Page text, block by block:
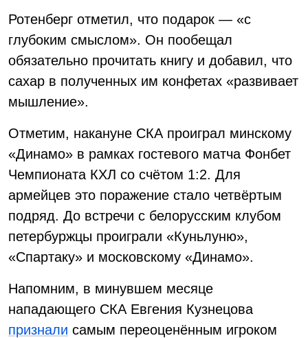
Ротенберг отметил, что подарок — «с
глубоким смыслом». Он пообещал
обязательно прочитать книгу и добавил, что
сахар в полученных им конфетах «развивает
мышление».
Отметим, накануне СКА проиграл минскому
«Динамо» в рамках гостевого матча Фонбет
Чемпионата КХЛ со счётом 1:2. Для
армейцев это поражение стало четвёртым
подряд. До встречи с белорусским клубом
петербуржцы проиграли «Куньлуню»,
«Спартаку» и московскому «Динамо».
Напомним, в минувшем месяце
нападающего СКА Евгения Кузнецова
признали самым переоценённым игроком